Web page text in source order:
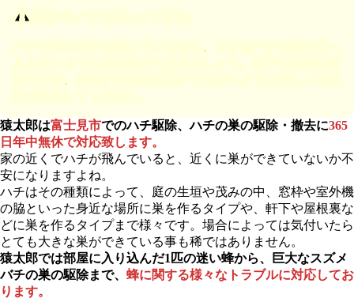
猿太郎は富士見市でのハチ駆除、ハチの巣の駆除・撤去に365
日年中無休で対応致します。
家の近くでハチが飛んでいると、近くに巣ができていないか不
安になりますよね。
ハチはその種類によって、庭の生垣や茂みの中、窓枠や室外機
の脇といった身近な場所に巣を作るタイプや、軒下や屋根裏な
どに巣を作るタイプまで様々です。場合によっては気付いたら
とても大きな巣ができている事も稀ではありません。
猿太郎では部屋に入り込んだ1匹の迷い蜂から、巨大なスズメ
バチの巣の駆除まで、 蜂に関する様々なトラブルに対応してお
ります。